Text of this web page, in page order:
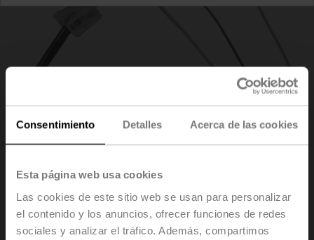
Consentimiento Detalles Acerca de las cookies
Esta página web usa cookies
Las cookies de este sitio web se usan para personalizar
el contenido y los anuncios, ofrecer funciones de redes
sociales y analizar el tráfico. Además, compartimos
ZK2-GEN